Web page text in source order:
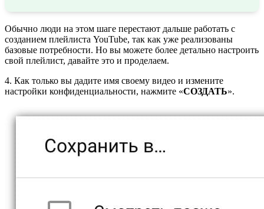
Обычно люди на этом шаге перестают дальше работать с
созданием плейлиста YouTube, так как уже реализованы
базовые потребности. Но вы можете более детально настроить
свой плейлист, давайте это и проделаем.
4. Как только вы дадите имя своему видео и измените
настройки конфиденциальности, нажмите «СОЗДАТЬ».